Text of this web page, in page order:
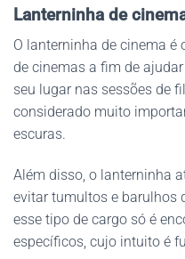
Lanterninha de
O lanterninha de cinema
de cinemas a fim de
seu lugar nas sessões de
considerado muito
escuras.
Além disso, o lanterninha
evitar tumultos e barulhos
esse tipo de cargo só é
específicos, cujo intuito é